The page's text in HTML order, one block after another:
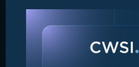
Comment pouvons-nous vous